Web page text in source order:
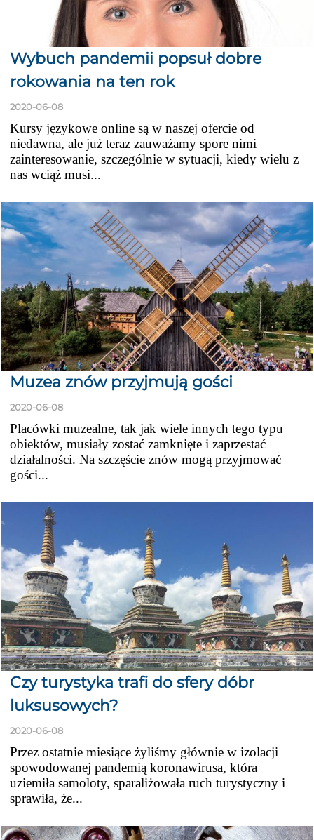
Wybuch pandemii popsuł dobre
rokowania na ten rok
2020-06-08
Kursy językowe online są w naszej ofercie od
niedawna, ale już teraz zauważamy spore nimi
zainteresowanie, szczególnie w sytuacji, kiedy wielu z
nas wciąż musi...
Muzea znów przyjmują gości
2020-06-08
Placówki muzealne, tak jak wiele innych tego typu
obiektów, musiały zostać zamknięte i zaprzestać
działalności. Na szczęście znów mogą przyjmować
gości...
Czy turystyka trafi do sfery dóbr
luksusowych?
2020-06-08
Przez ostatnie miesiące żyliśmy głównie w izolacji
spowodowanej pandemią koronawirusa, która
uziemiła samoloty, sparaliżowała ruch turystyczny i
sprawiła, że...